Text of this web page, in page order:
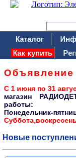
Каталог
Как купить
Объявление
С 1 июня по 31
магазин
работы:
Понедельник-
Новые